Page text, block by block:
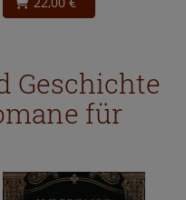
Geschichte
für